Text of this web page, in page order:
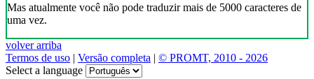
Mas atualmente você não pode traduzir mais de 5000 caracteres de
uma vez.
volver arriba
Termos de uso | Versão completa | © PROMT, 2010 - 2026
Select a language